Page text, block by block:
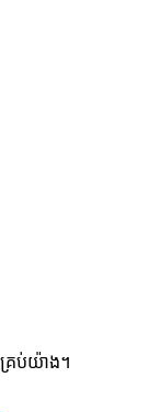
គ្រប់យ៉ាង។